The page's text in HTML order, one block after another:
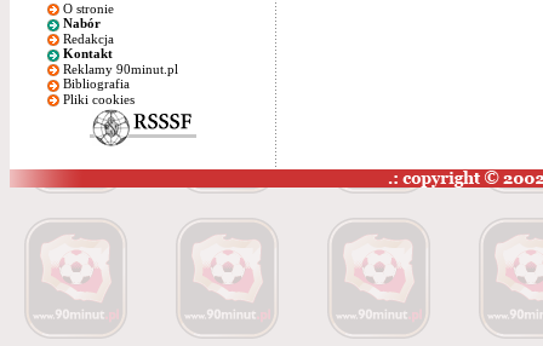
O stronie
Nabór
Redakcja
Kontakt
Reklamy 90minut.pl
Bibliografia
Pliki cookies